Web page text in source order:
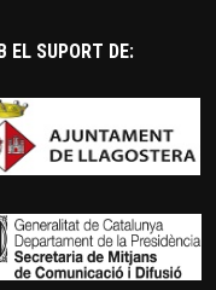
EL SUPORT DE: